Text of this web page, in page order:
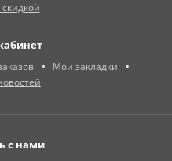
Мои закладки
с нами